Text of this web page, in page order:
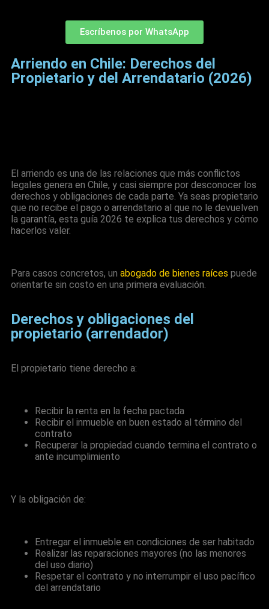
Escríbenos por WhatsApp
Arriendo en Chile: Derechos del
Propietario y del Arrendatario (2026)
El arriendo es una de las relaciones que más conflictos
legales genera en Chile, y casi siempre por desconocer los
derechos y obligaciones de cada parte. Ya seas propietario
que no recibe el pago o arrendatario al que no le devuelven
la garantía, esta guía 2026 te explica tus derechos y cómo
hacerlos valer.
Para casos concretos, un abogado de bienes raíces puede
orientarte sin costo en una primera evaluación.
Derechos y obligaciones del
propietario (arrendador)
El propietario tiene derecho a:
Recibir la renta en la fecha pactada
Recibir el inmueble en buen estado al término del
contrato
Recuperar la propiedad cuando termina el contrato o
ante incumplimiento
Y la obligación de:
Entregar el inmueble en condiciones de ser habitado
Realizar las reparaciones mayores (no las menores
del uso diario)
Respetar el contrato y no interrumpir el uso pacífico
del arrendatario